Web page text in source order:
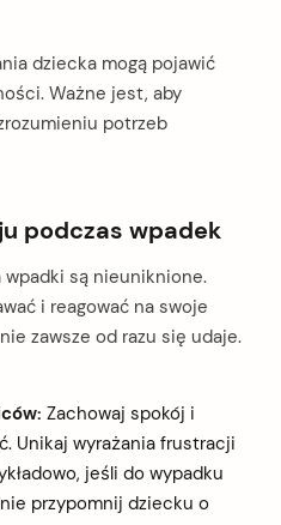
dziecka mogą pojawić
Ważne jest, aby
potrzeb
podczas wpadek
są nieuniknione.
i reagować na swoje
zawsze od razu się udaje.
Zachowaj spokój i
Unikaj wyrażania frustracji
jeśli do wypadku
przypomnij dziecku o